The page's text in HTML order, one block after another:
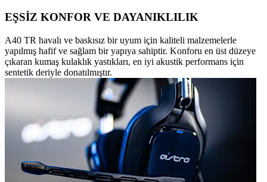
EŞSİZ KONFOR VE DAYANIKLILIK
A40 TR havalı ve baskısız bir uyum için kaliteli malzemelerle
yapılmış hafif ve sağlam bir yapıya sahiptir. Konforu en üst düzeye
çıkaran kumaş kulaklık yastıkları, en iyi akustik performans için
sentetik deriyle donatılmıştır.